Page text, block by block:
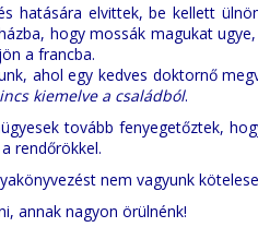
hatására elvittek, be kellett
hogy mossák magukat
a francba.
ahol egy kedves doktornő
kiemelve a családból.
tovább fenyegetőztek,
rendőrökkel.
nem vagyunk
annak nagyon örülnénk!